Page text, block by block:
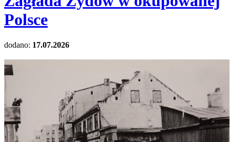
Polsce
dodano: 17.07.2026